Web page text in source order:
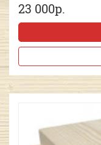
23 000р.